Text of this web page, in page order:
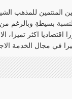
المنتمين للمذهب
بسيطةِ وبالرغم من
اقتصاديا اكثر تميزا،
في مجال الخدمة